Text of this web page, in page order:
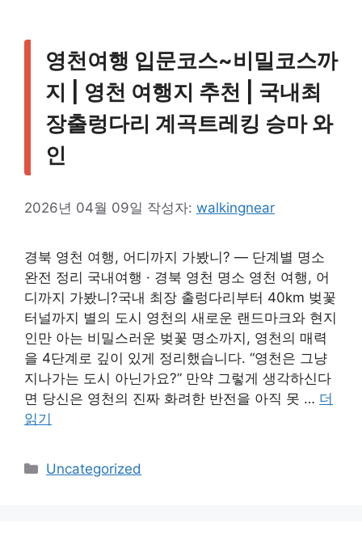
영천여행 입문코스~비밀코스까
지 | 영천 여행지 추천 | 국내최
장출렁다리 계곡트레킹 승마 와
인
2026년 04월 09일 작성자: walkingnear
경북 영천 여행, 어디까지 가봤니? — 단계별 명소
완전 정리 국내여행 · 경북 영천 명소 영천 여행, 어
디까지 가봤니?국내 최장 출렁다리부터 40km 벚꽃
터널까지 별의 도시 영천의 새로운 랜드마크와 현지
인만 아는 비밀스러운 벚꽃 명소까지, 영천의 매력
을 4단계로 깊이 있게 정리했습니다. “영천은 그냥
지나가는 도시 아닌가요?” 만약 그렇게 생각하신다
면 당신은 영천의 진짜 화려한 반전을 아직 못 … 더
읽기
카
Uncategorized